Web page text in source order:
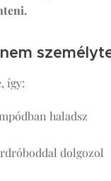
így:
haladsz
dolgozol